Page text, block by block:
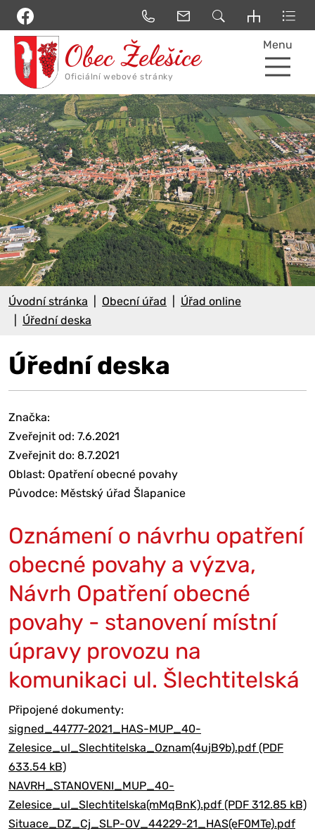
Menu
Úvodní stránka Obecní úřad
Úřad online
Úřední deska
Úřední deska
Značka:
Zveřejnit od: 7.6.2021
Zveřejnit do: 8.7.2021
Oblast: Opatření obecné povahy
Původce: Městský úřad Šlapanice
Oznámení o návrhu opatření
obecné povahy a výzva,
Návrh Opatření obecné
povahy - stanovení místní
úpravy provozu na
komunikaci ul. Šlechtitelská
Připojené dokumenty:
signed_44777-2021_HAS-MUP_40-
Zelesice_ul_Slechtitelska_Oznam(4ujB9b).pdf (PDF
633.54 kB)
NAVRH_STANOVENI_MUP_40-
Zelesice_ul_Slechtitelska(mMqBnK).pdf (PDF 312.85 kB)
Situace_DZ_Cj_SLP-OV_44229-21_HAS(eF0MTe).pdf